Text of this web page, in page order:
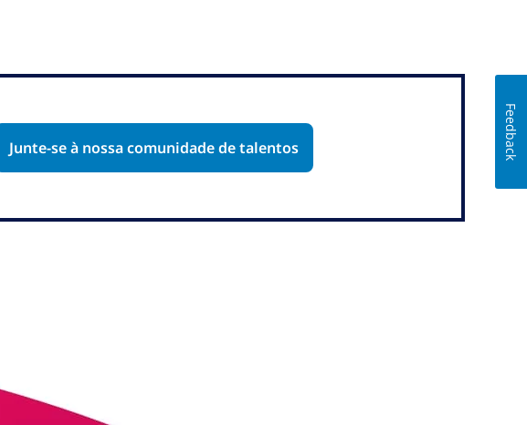
Junte-se à nossa comunidade de talentos Feedback